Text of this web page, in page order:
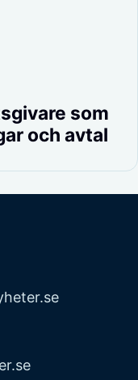
som
och avtal